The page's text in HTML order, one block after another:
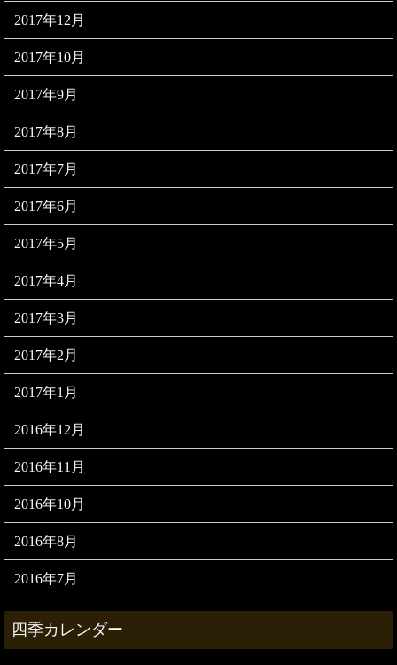
2017年12月
2017年10月
2017年9月
2017年8月
2017年7月
2017年6月
2017年5月
2017年4月
2017年3月
2017年2月
2017年1月
2016年12月
2016年11月
2016年10月
2016年8月
2016年7月